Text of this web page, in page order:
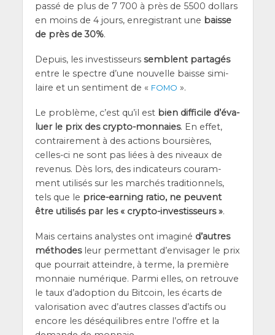
pas­sé de plus de 7 700 à près de 5500 dol­lars
en moins de 4 jours, enre­gis­trant une baisse
de près de 30%.
Depuis, les inves­tis­seurs semblent par­ta­gés
entre le spectre d’une nou­velle baisse simi­
laire et un sen­ti­ment de « FOMO ».
Le pro­blème, c’est qu’il est bien dif­fi­cile d’é­va­
luer le prix des cryp­to-mon­naies. En effet,
contrai­re­ment à des actions bour­sières,
celles-ci ne sont pas liées à des niveaux de
reve­nus. Dès lors, des indi­ca­teurs cou­ram­
ment uti­li­sés sur les mar­chés tra­di­tion­nels,
tels que le price-ear­ning ratio, ne peuvent
être uti­li­sés par les « cryp­to-inves­tis­seurs ».
Mais cer­tains ana­lystes ont ima­gi­né d’autres
méthodesleur per­met­tant d’en­vi­sa­ger le prix
que pour­rait atteindre, à terme, la pre­mière
mon­naie numé­rique. Par­mi elles, on retrouve
le taux d’a­dop­tion du Bit­coin, les écarts de
valo­ri­sa­tion avec d’autres classes d’ac­tifs ou
encore les dés­équi­libres entre l’offre et la